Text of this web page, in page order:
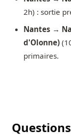
2h) : sortie
Nantes →
d'Olonne)
primaires.
Questions